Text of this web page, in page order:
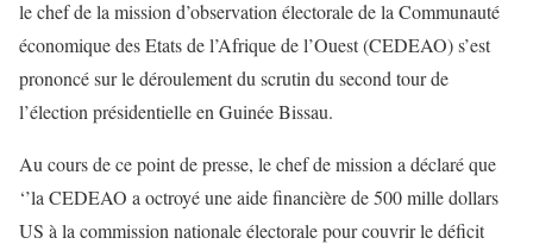
le chef de la mission d’observation électorale de la Communauté
économique des Etats de l’Afrique de l’Ouest (CEDEAO) s’est
prononcé sur le déroulement du scrutin du second tour de
l’élection présidentielle en Guinée Bissau.
Au cours de ce point de presse, le chef de mission a déclaré que
‘’la CEDEAO a octroyé une aide financière de 500 mille dollars
US à la commission nationale électorale pour couvrir le déficit